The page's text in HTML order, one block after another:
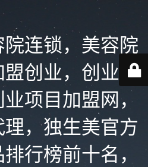
连锁，美容院
创业，创业加
项目加盟网，
，独生美官方
行榜前十名，